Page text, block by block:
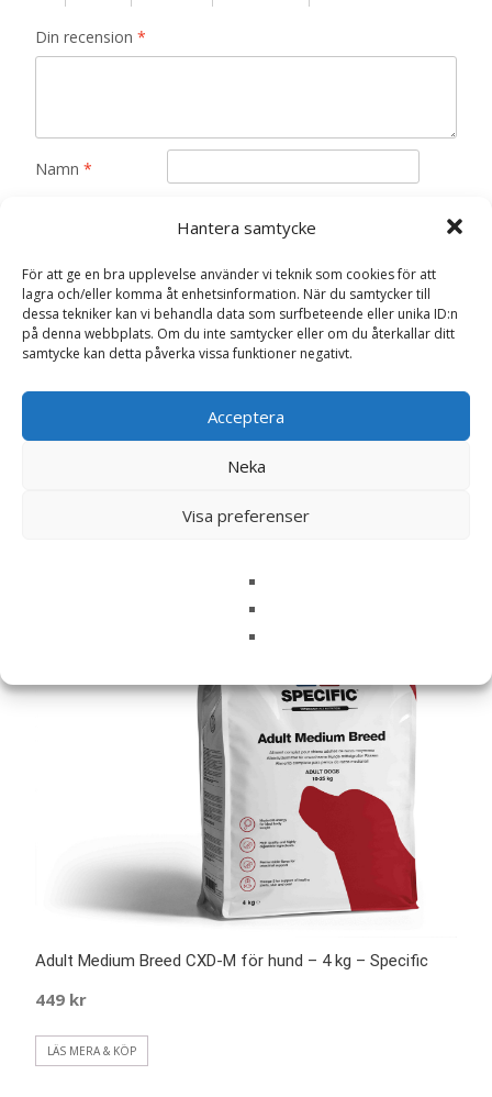
Hantera samtycke
För att ge en bra upplevelse använder vi teknik som cookies för att
lagra och/eller komma åt enhetsinformation. När du samtycker till
dessa tekniker kan vi behandla data som surfbeteende eller unika ID:n
på denna webbplats. Om du inte samtycker eller om du återkallar ditt
samtycke kan detta påverka vissa funktioner negativt.
Acceptera
Neka
Visa preferenser
Din recension *
Namn *
denna webbläsare till nästa gång jag skriver en
kommentar.
Relaterade produkter
Adult Medium Breed CXD-M för hund – 4 kg – Specific
449 kr
LÄS MERA & KÖP